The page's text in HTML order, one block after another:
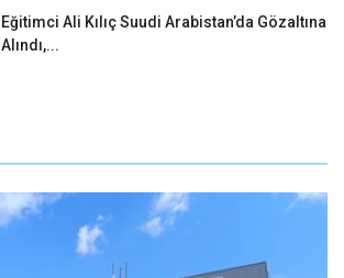
Eğitimci Ali Kılıç Suudi Arabistan’da Gözaltına
Alındı,...